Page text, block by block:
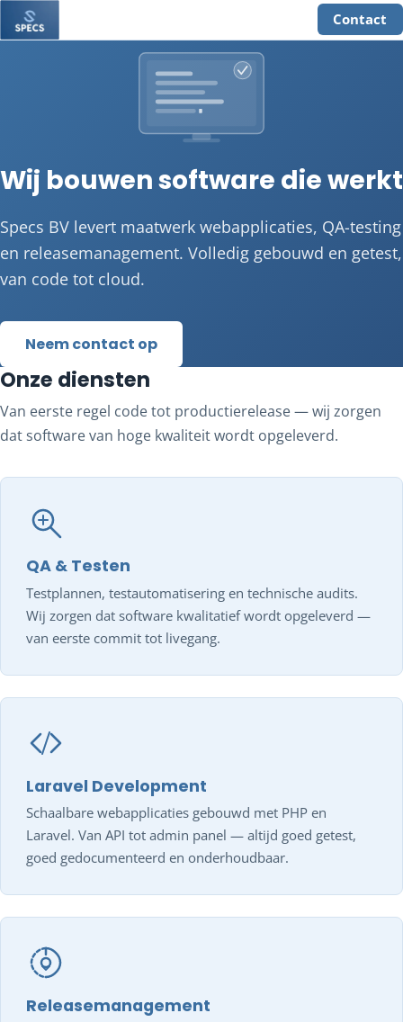
Contact
Wij bouwen software die werkt
Specs BV levert maatwerk webapplicaties, QA-testing
en releasemanagement. Volledig gebouwd en getest,
van code tot cloud.
Neem contact op
Onze diensten
Van eerste regel code tot productierelease — wij zorgen
dat software van hoge kwaliteit wordt opgeleverd.
QA & Testen
Testplannen, testautomatisering en technische audits.
Wij zorgen dat software kwalitatief wordt opgeleverd —
van eerste commit tot livegang.
Laravel Development
Schaalbare webapplicaties gebouwd met PHP en
Laravel. Van API tot admin panel — altijd goed getest,
goed gedocumenteerd en onderhoudbaar.
Releasemanagement